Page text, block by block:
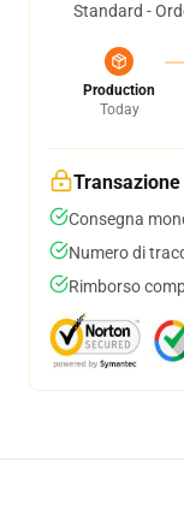
Standard -
Production
Today
Consegna
Numero di
Rimborso